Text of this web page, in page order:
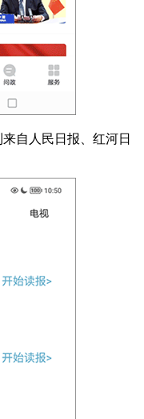
自人民日报、红河日